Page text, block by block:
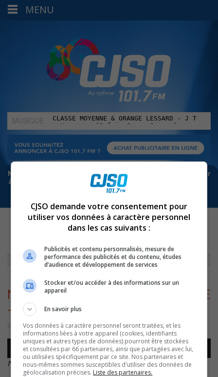
MUSIQUE
:
Meta bloque les infos sur Facebook. Pour ne rien manquer
à Sorel-Tracy et la région, abonne-toi à notre infolettre :
NATHALIE ROY » NATHALIE ROY – BB 3 NOVEMBRE –
NATHALIE ROY – BB 3 NOVEMBRE
–
3 novembre 2022 | Par Équipe CJSO
Lecteur
audio
00:00 00:00
NATHALIE ROY – BB 3 NOVEMBRE –.
MENU
CJSO demande votre consentement pour
utiliser vos données à caractère personnel
dans les cas suivants :
Publicités et contenu personnalisés, mesure de
performance des publicités et du contenu, études
d’audience et développement de services
Stocker et/ou accéder à des informations sur un
appareil
En savoir plus
Vos données à caractère personnel seront traitées, et les
informations liées à votre appareil (cookies, identifiants
uniques et autres types de données) pourront être stockées
et consultées par 66 partenaires, ainsi que partagées avec lui,
ou utilisées spécifiquement par ce site. Nos partenaires et
nous-mêmes sommes susceptibles d'utiliser des données de
géolocalisation précises. Liste des partenaires.